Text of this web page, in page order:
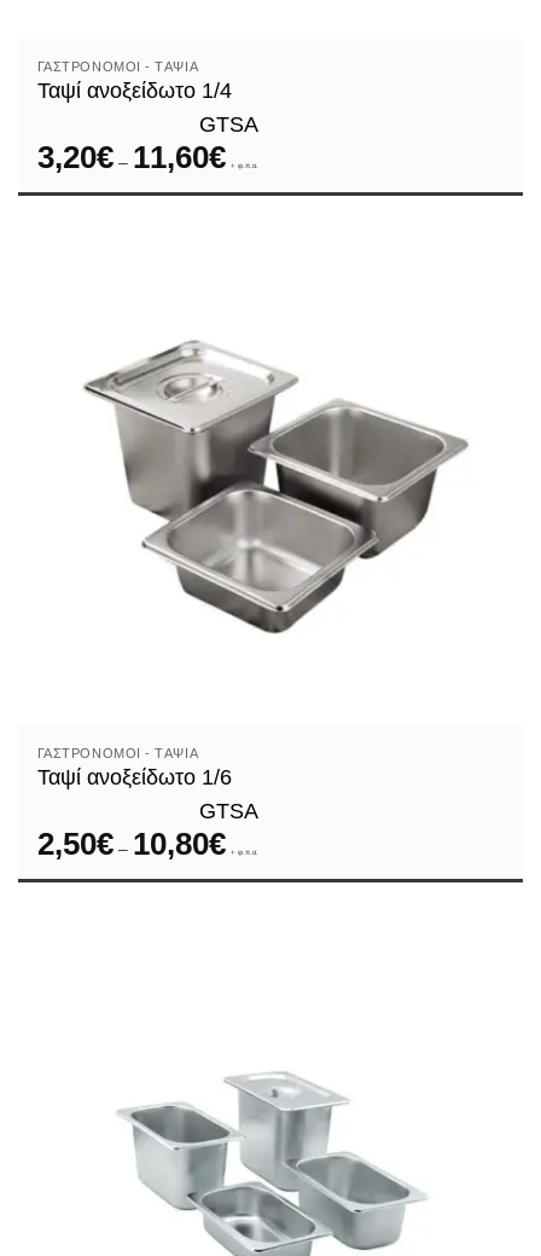
ΓΑΣΤΡΟΝΌΜΟΙ - TΑΨΙΆ
Ταψί ανοξείδωτο 1/4
GTSA
3,20€ – 11,60€Price
range:
through
+ φ.π.α.
ΓΑΣΤΡΟΝΌΜΟΙ - TΑΨΙΆ
Ταψί ανοξείδωτο 1/6
GTSA
2,50€ – 10,80€Price
range:
through
+ φ.π.α.